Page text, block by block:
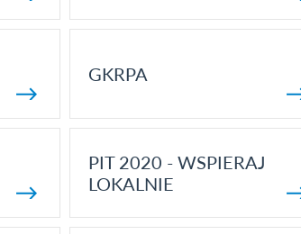
GKRPA
PIT 2020 - WSPIERAJ
LOKALNIE